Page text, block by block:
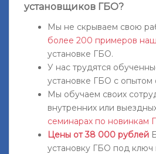
установщиков ГБО?
Мы не скрываем свою
более 200 примеров
установке ГБО.
У нас трудятся
установке ГБО с опытом
Мы обучаем своих
внутренних или
семинарах по новинкам
Цены от 38 000 рублей
установку ГБО под ключ